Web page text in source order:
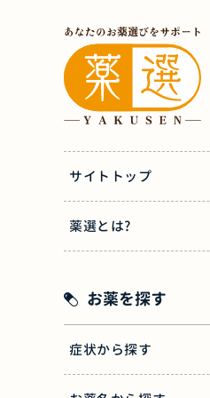
サイトトップ
薬選とは?
お薬を探す
症状から探す